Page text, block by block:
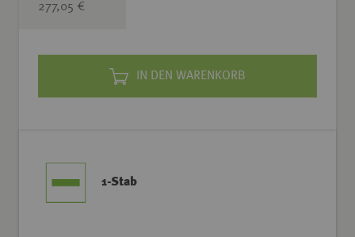
277,05 €
IN DEN WARENKORB
1-Stab